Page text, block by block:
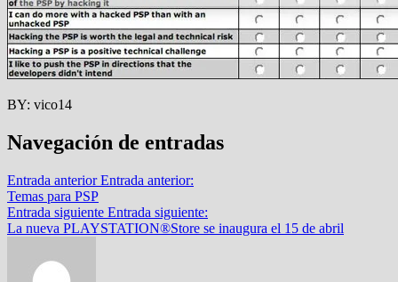
BY: vico14
Navegación de entradas
Entrada anterior Entrada anterior:
Temas para PSP
Entrada siguiente Entrada siguiente:
La nueva PLAYSTATION®Store se inaugura el 15 de abril